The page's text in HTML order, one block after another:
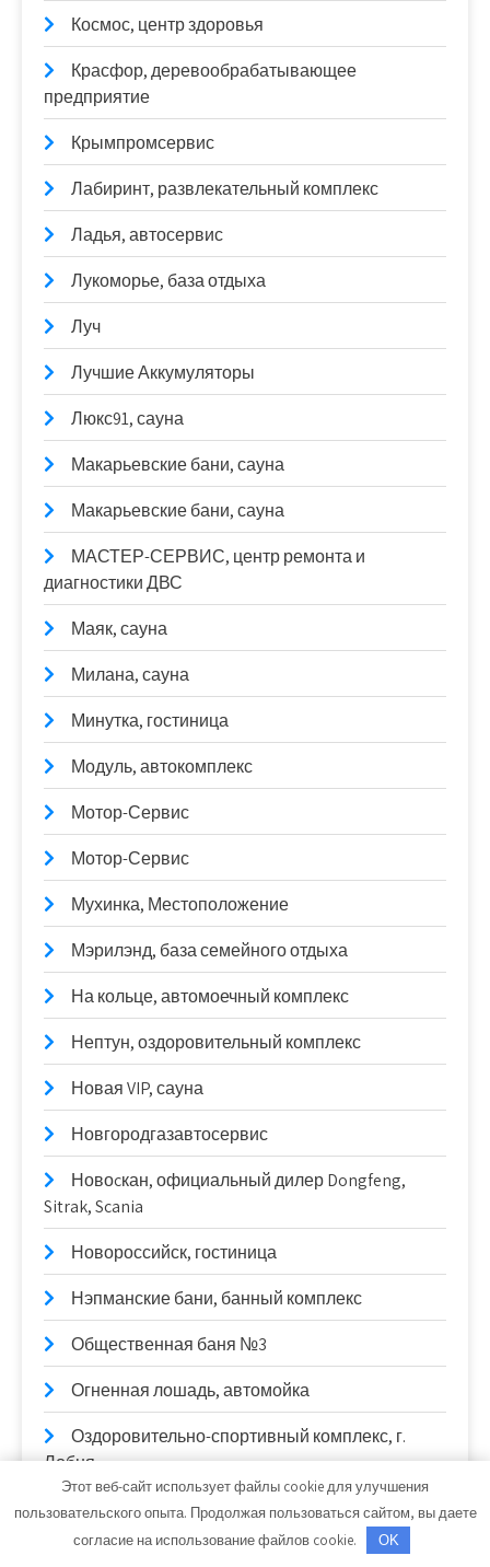
Космос, центр здоровья
Красфор, деревообрабатывающее
предприятие
Крымпромсервис
Лабиринт, развлекательный комплекс
Ладья, автосервис
Лукоморье, база отдыха
Луч
Лучшие Аккумуляторы
Люкс91, сауна
Макарьевские бани, сауна
Макарьевские бани, сауна
МАСТЕР-СЕРВИС, центр ремонта и
диагностики ДВС
Маяк, сауна
Милана, сауна
Минутка, гостиница
Модуль, автокомплекс
Мотор-Сервис
Мотор-Сервис
Мухинка, Местоположение
Мэрилэнд, база семейного отдыха
На кольце, автомоечный комплекс
Нептун, оздоровительный комплекс
Новая VIP, сауна
Новгородгазавтосервис
Новоcкан, официальный дилер Dongfeng,
Sitrak, Scania
Новороссийск, гостиница
Нэпманские бани, банный комплекс
Общественная баня №3
Огненная лошадь, автомойка
Оздоровительно-спортивный комплекс, г.
Лобня
Озеро, мини-отель
Оконные технологии, завод
Этот веб-сайт использует файлы cookie для улучшения
пользовательского опыта. Продолжая пользоваться сайтом, вы даете
согласие на использование файлов cookie.
OK